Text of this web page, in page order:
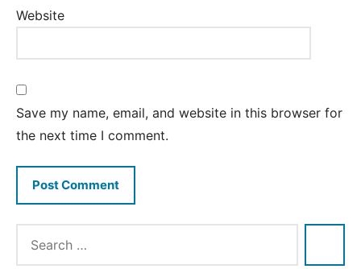
Website
Save my name, email, and website in this browser for
the next time I comment.